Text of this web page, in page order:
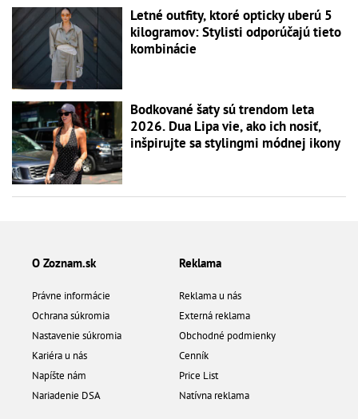
Letné outfity, ktoré opticky uberú 5
kilogramov: Stylisti odporúčajú tieto
kombinácie
Bodkované šaty sú trendom leta
2026. Dua Lipa vie, ako ich nosiť,
inšpirujte sa stylingmi módnej ikony
O Zoznam.sk
Právne informácie
Ochrana súkromia
Nastavenie súkromia
Kariéra u nás
Napíšte nám
Nariadenie DSA
Reklama
Reklama u nás
Externá reklama
Obchodné podmienky
Cenník
Price List
Natívna reklama